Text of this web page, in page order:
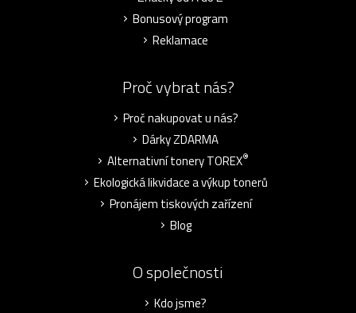
Bonusový program
Reklamace
Proč vybrat nás?
Proč nakupovat u nás?
Dárky ZDARMA
Alternativní tonery TOREX®
Ekologická likvidace a výkup tonerů
Pronájem tiskových zařízení
Blog
O společnosti
Kdo jsme?